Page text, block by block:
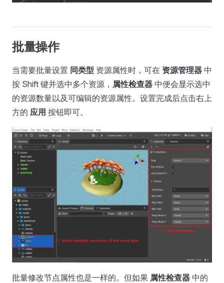
批量操作
当需要批量设置 同类型 资源属性时，可在 资源管理器 中
按 Shift 键并选中多个资源， 属性检查器 中便会显示选中
的资源数量以及可编辑的资源属性。设置完成后点击右上
方的 应用 按钮即可。
批量修改节点属性也是一样的。但如果 属性检查器 中的